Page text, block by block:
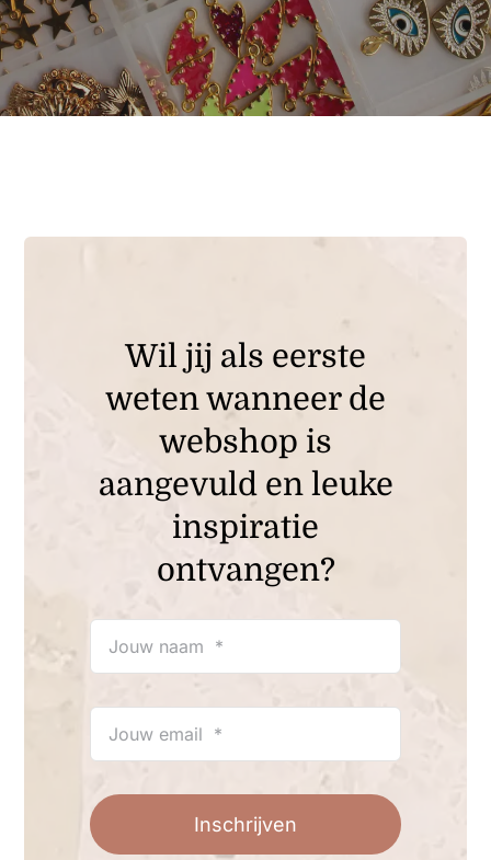
Wil jij als eerste
weten wanneer de
webshop is
aangevuld en leuke
inspiratie
ontvangen?
Inschrijven